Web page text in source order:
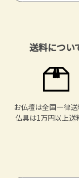
送料につい
お仏壇は全国一律
仏具は1万円以上送